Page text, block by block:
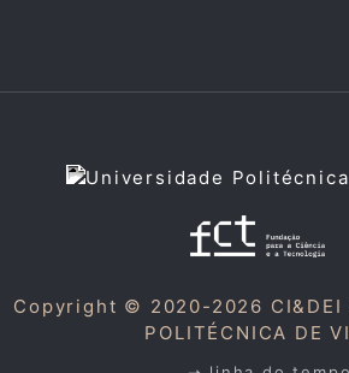
Copyright © 2020-2026 CI&DEI
POLITÉCNICA DE